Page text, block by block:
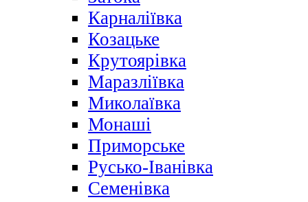
Карналіївка
Козацьке
Крутоярівка
Маразліївка
Миколаївка
Монаші
Приморське
Русько-Іванівка
Семенівка